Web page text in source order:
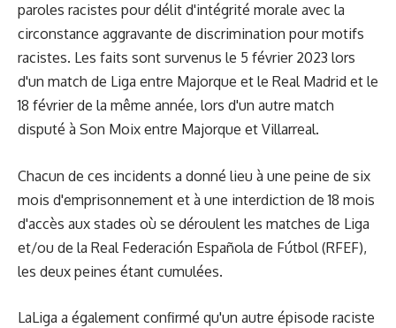
paroles racistes pour délit d'intégrité morale avec la
circonstance aggravante de discrimination pour motifs
racistes. Les faits sont survenus le 5 février 2023 lors
d'un match de Liga entre Majorque et le Real Madrid et le
18 février de la même année, lors d'un autre match
disputé à Son Moix entre Majorque et Villarreal.
Chacun de ces incidents a donné lieu à une peine de six
mois d'emprisonnement et à une interdiction de 18 mois
d'accès aux stades où se déroulent les matches de Liga
et/ou de la Real Federación Española de Fútbol (RFEF),
les deux peines étant cumulées.
LaLiga a également confirmé qu'un autre épisode raciste